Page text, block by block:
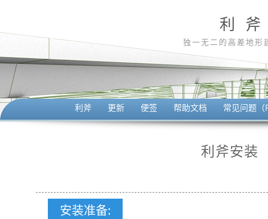
利 斧
独一无二的高差地形
利斧 更新 便签 帮助文档 常见问题（
利斧安装
安装准备: